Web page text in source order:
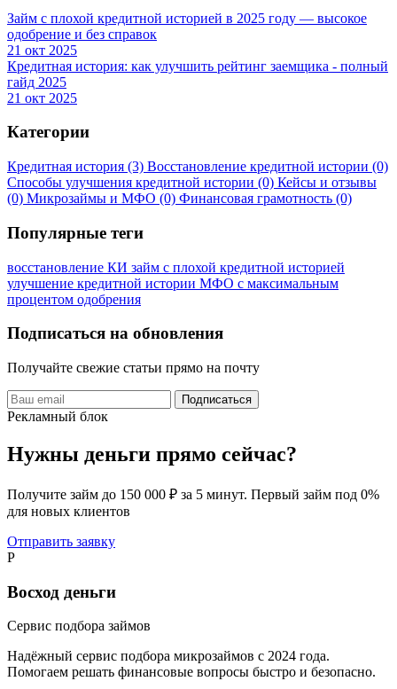
Займ с плохой кредитной историей в 2025 году — высокое
одобрение и без справок
21 окт 2025
Кредитная история: как улучшить рейтинг заемщика - полный
гайд 2025
21 окт 2025
Категории
Кредитная история (3) Восстановление кредитной истории (0)
Способы улучшения кредитной истории (0) Кейсы и отзывы
(0) Микрозаймы и МФО (0) Финансовая грамотность (0)
Популярные теги
восстановление КИ займ с плохой кредитной историей
улучшение кредитной истории МФО с максимальным
процентом одобрения
Подписаться на обновления
Получайте свежие статьи прямо на почту
Подписаться
Рекламный блок
Нужны деньги прямо сейчас?
Получите займ до 150 000 ₽ за 5 минут. Первый займ под 0%
для новых клиентов
Отправить заявку
Р
Восход деньги
Сервис подбора займов
Надёжный сервис подбора микрозаймов с 2024 года.
Помогаем решать финансовые вопросы быстро и безопасно.